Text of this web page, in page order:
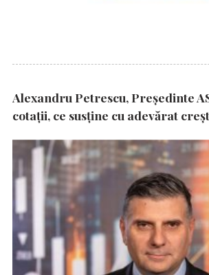
Alexandru Petrescu, Președinte
cotații, ce susține cu adevărat